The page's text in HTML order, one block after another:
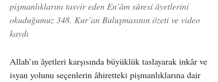
pişmanlıklarını tasvir eden En’âm sûresi âyetlerini
okuduğumuz 348. Kur’an Buluşmasının özeti ve video
kaydı
Allah’ın âyetleri karşısında büyüklük taslayarak inkâr ve
isyan yolunu seçenlerin âhiretteki pişmanlıklarına dair